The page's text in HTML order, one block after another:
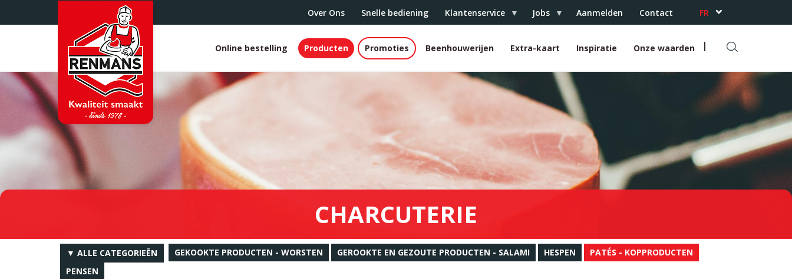
Over Ons Snelle bediening Klantenservice Jobs Aanmelden Contact FR
White
header
Online bestelling Producten Promoties Beenhouwerijen Extra-kaart Inspiratie Onze waarden
R
h
e
c
h
e
r
CHARCUTERIE
▼ ALLE CATEGORIEËN GEKOOKTE PRODUCTEN - WORSTEN GEROOKTE EN GEZOUTE PRODUCTEN - SALAMI HESPEN
PATÉS - KOPPRODUCTEN
PENSEN